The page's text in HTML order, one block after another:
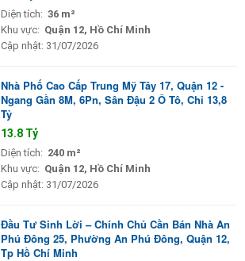
Diện tích: 36 m²
Khu vực: Quận 12, Hồ Chí Minh
Cập nhật: 31/07/2026
Nhà Phố Cao Cấp Trung Mỹ Tây 17, Quận 12 -
Ngang Gần 8M, 6Pn, Sân Đậu 2 Ô Tô, Chỉ 13,8
Tỷ
13.8 Tỷ
Diện tích: 240 m²
Khu vực: Quận 12, Hồ Chí Minh
Cập nhật: 31/07/2026
Đầu Tư Sinh Lời – Chính Chủ Cần Bán Nhà An
Phú Đông 25, Phường An Phú Đông, Quận 12,
Tp Hồ Chí Minh